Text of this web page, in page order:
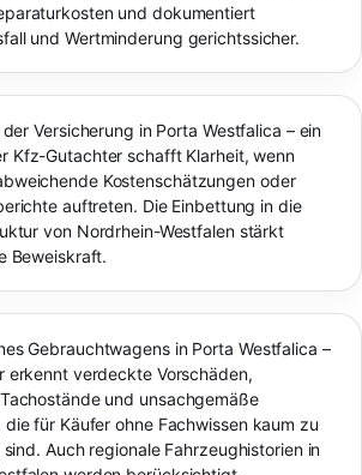
und dokumentiert
und Wertminderung gerichtssicher.
Versicherung in Porta Westfalica – ein
Kfz-Gutachter schafft Klarheit, wenn
Kostenschätzungen oder
auftreten. Die Einbettung in die
von Nordrhein-Westfalen stärkt
Beweiskraft.
Gebrauchtwagens in Porta Westfalica –
erkennt verdeckte Vorschäden,
und unsachgemäße
die für Käufer ohne Fachwissen kaum zu
Auch regionale Fahrzeughistorien in